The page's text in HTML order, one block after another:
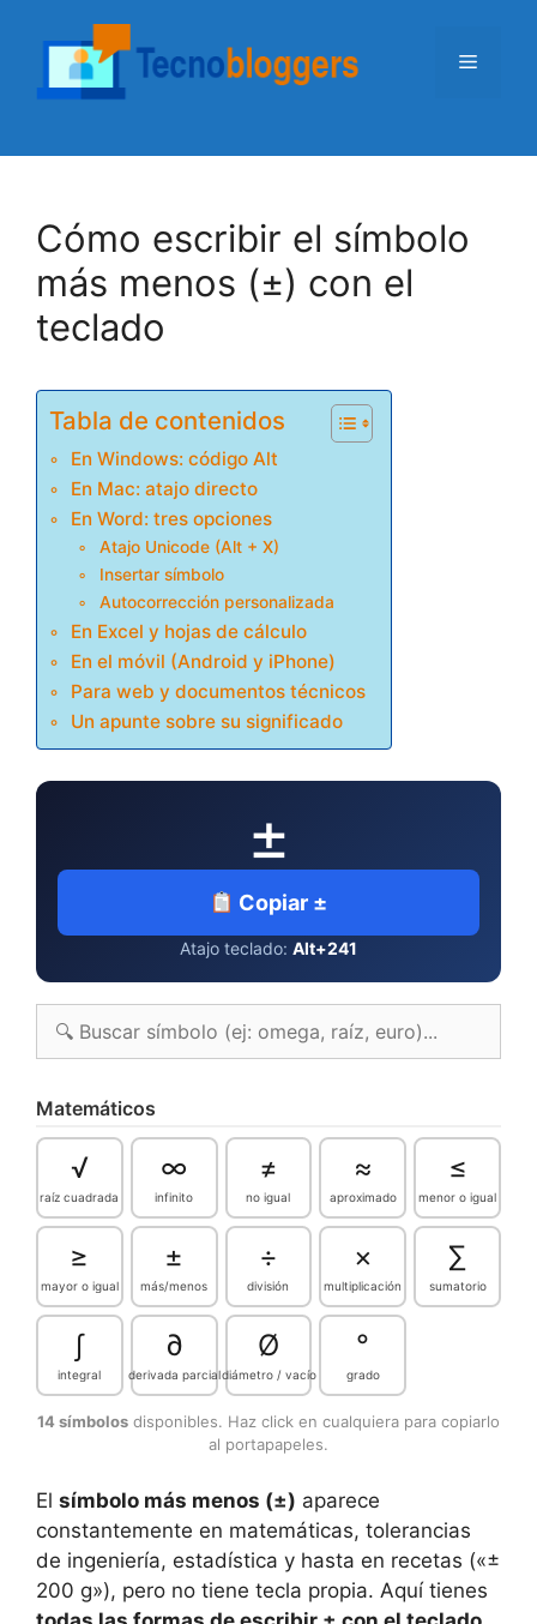
contenido
Menú
Cómo escribir el símbolo
más menos (±) con el
teclado
Tabla de contenidos
En Windows: código Alt
En Mac: atajo directo
En Word: tres opciones
Atajo Unicode (Alt + X)
Insertar símbolo
Autocorrección personalizada
En Excel y hojas de cálculo
En el móvil (Android y iPhone)
Para web y documentos técnicos
Un apunte sobre su significado
±
Copiar ±
Atajo teclado: Alt+241
Matemáticos
√
raíz cuadrada
∞
infinito
≠
no igual
≈
aproximado
≤
menor o igual
≥
mayor o igual
±
más/menos
÷
división
×
multiplicación
∑
sumatorio
∫
integral
∂
derivada parcial
Ø
diámetro / vacío
°
grado
14 símbolos disponibles. Haz click en cualquiera para copiarlo
al portapapeles.
El símbolo más menos (±) aparece
constantemente en matemáticas, tolerancias
de ingeniería, estadística y hasta en recetas («±
200 g»), pero no tiene tecla propia. Aquí tienes